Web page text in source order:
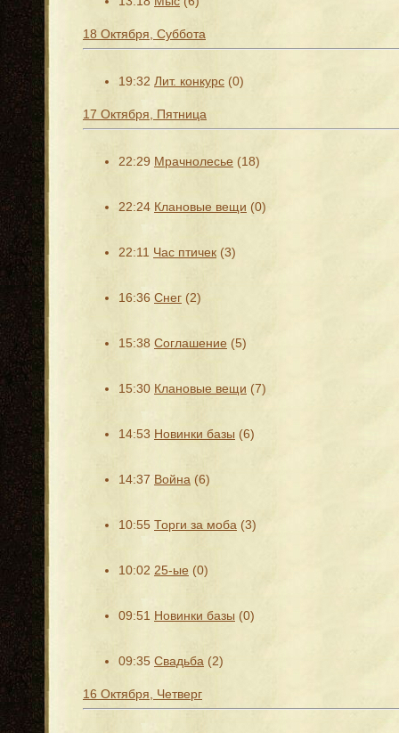
18 Октября, Суббота
19:32 Лит. конкурс (0)
17 Октября, Пятница
22:29 Мрачнолесье (18)
22:24 Клановые вещи (0)
22:11 Час птичек (3)
16:36 Снег (2)
15:38 Соглашение (5)
15:30 Клановые вещи (7)
14:53 Новинки базы (6)
14:37 Война (6)
10:55 Торги за моба (3)
10:02 25-ые (0)
09:51 Новинки базы (0)
09:35 Свадьба (2)
16 Октября, Четверг